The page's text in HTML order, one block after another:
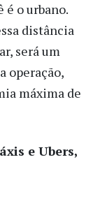
é o urbano.
distância
será um
operação,
máxima de
e Ubers,